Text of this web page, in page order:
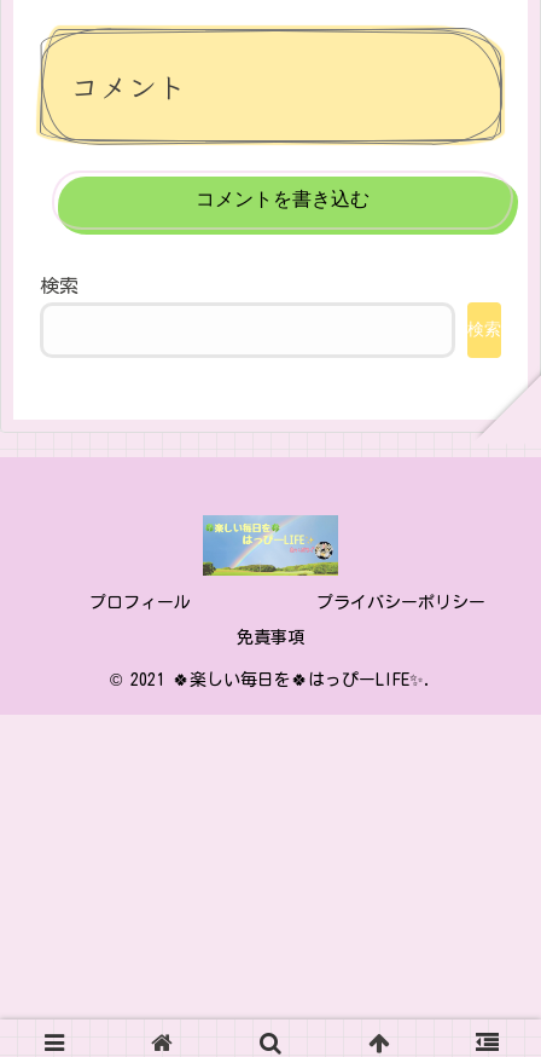
コメント
コメントを書き込む
検索
検索
プロフィール プライバシーポリシー
免責事項
© 2021 🍀楽しい毎日を🍀はっぴーLIFE✨.